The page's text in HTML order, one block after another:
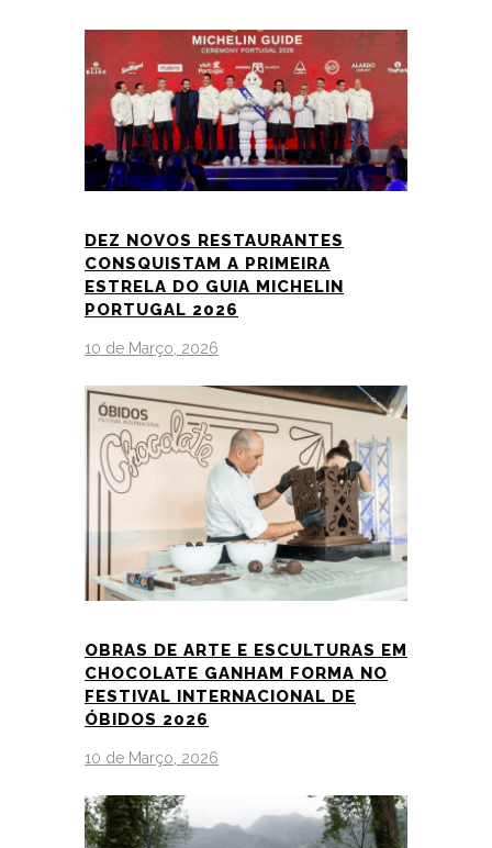
DEZ NOVOS RESTAURANTES
CONSQUISTAM A PRIMEIRA
ESTRELA DO GUIA MICHELIN
PORTUGAL 2026
10 de Março, 2026
OBRAS DE ARTE E ESCULTURAS EM
CHOCOLATE GANHAM FORMA NO
FESTIVAL INTERNACIONAL DE
ÓBIDOS 2026
10 de Março, 2026